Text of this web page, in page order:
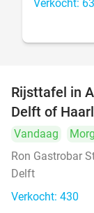
Verkocht:
Rijsttafel in
Delft of
Vandaag
Ron Gastrobar
Delft
Verkocht: 430